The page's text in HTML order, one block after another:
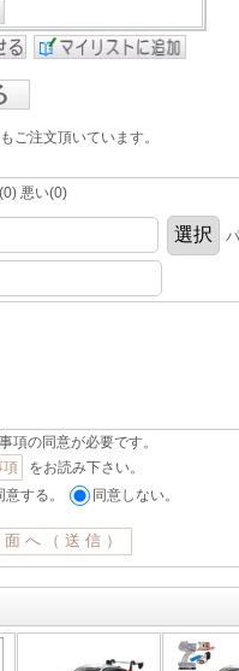
ご注文頂いています。
悪い(0)
項の同意が必要です。
項
をお読み下さい。
意する。 同意しない。